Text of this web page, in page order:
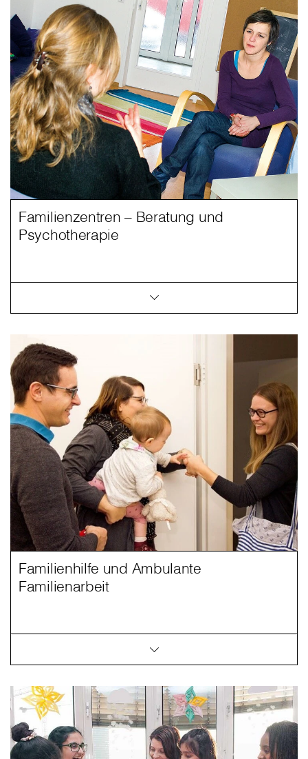
Familienzentren – Beratung und
Psychotherapie
Familienhilfe und Ambulante
Familienarbeit